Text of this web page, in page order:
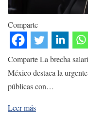
Comparte
Comparte La brecha
México destaca la
públicas con…
Leer más